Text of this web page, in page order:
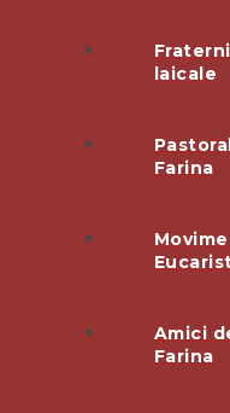
laicale
Farina
Amici
Farina